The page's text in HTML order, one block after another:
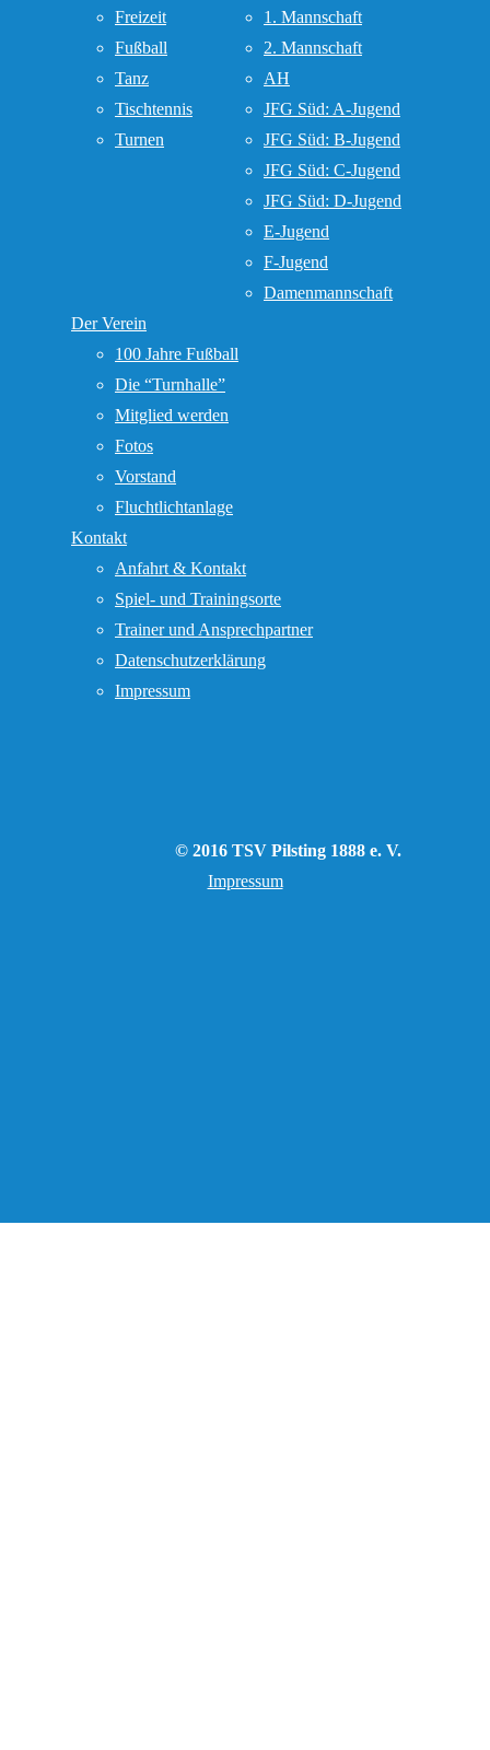
Freizeit
Fußball
Tanz
Tischtennis
Turnen
1. Mannschaft
2. Mannschaft
AH
JFG Süd: A-Jugend
JFG Süd: B-Jugend
JFG Süd: C-Jugend
JFG Süd: D-Jugend
E-Jugend
F-Jugend
Damenmannschaft
Der Verein
100 Jahre Fußball
Die “Turnhalle”
Mitglied werden
Fotos
Vorstand
Fluchtlichtanlage
Kontakt
Anfahrt & Kontakt
Spiel- und Trainingsorte
Trainer und Ansprechpartner
Datenschutzerklärung
Impressum
© 2016 TSV Pilsting 1888 e. V.
Impressum